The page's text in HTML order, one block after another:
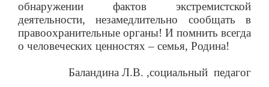
обнаружении фактов экстремистской
деятельности, незамедлительно сообщать в
правоохранительные органы! И помнить всегда
о человеческих ценностях – семья, Родина!
Баландина Л.В. ,социальный педагог